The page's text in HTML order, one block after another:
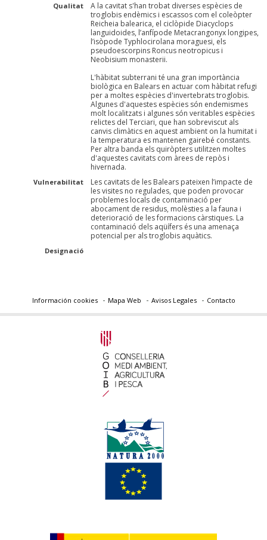
Qualitat
A la cavitat s'han trobat diverses espècies de
troglobis endèmics i escassos com el coleòpter
Reicheia balearica, el ciclòpide Diacyclops
languidoides, l’anfípode Metacrangonyx longipes,
l’isòpode Typhlocirolana moraguesi, els
pseudoescorpins Roncus neotropicus i
Neobisium monasterii.
L'hàbitat subterrani té una gran importància
biològica en Balears en actuar com hàbitat refugi
per a moltes espècies d'invertebrats troglobis.
Algunes d'aquestes espècies són endemismes
molt localitzats i algunes són veritables espècies
relictes del Terciari, que han sobreviscut als
canvis climàtics en aquest ambient on la humitat i
la temperatura es mantenen gairebé constants.
Per altra banda els quiròpters utilitzen moltes
d'aquestes cavitats com àrees de repòs i
hivernada.
Vulnerabilitat
Les cavitats de les Balears pateixen l’impacte de
les visites no regulades, que poden provocar
problemes locals de contaminació per
abocament de residus, molèsties a la fauna i
deterioració de les formacions càrstiques. La
contaminació dels aqüífers és una amenaça
potencial per als troglobis aquàtics.
Designació
Información cookies Mapa Web Avisos Legales Contacto